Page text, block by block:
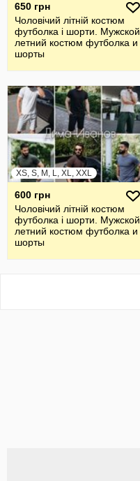
650 грн
Чоловічий літній костюм
футболка і шорти. Мужской
летний костюм футболка и
шорты
XS, S, M, L, XL, XXL
600 грн
Чоловічий літній костюм
футболка і шорти. Мужской
летний костюм футболка и
шорты